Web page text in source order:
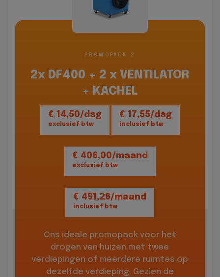
PROMOPACK 2
2x DF400 + 2 x VENTILATOR
+ KACHEL
€ 14,50/dag
exclusief btw
€ 17,55/dag
inclusief btw
€ 406,00/maand
exclusief btw
€ 491,26/maand
inclusief btw
Ons ideale promopack voor het
drogen van huizen met twee
verdiepingen of meerdere ruimtes op
dezelfde verdieping. Gezien de